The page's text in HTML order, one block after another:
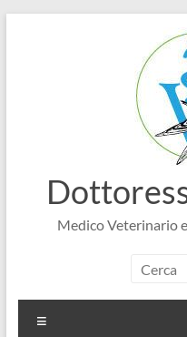
Medico Veterinario